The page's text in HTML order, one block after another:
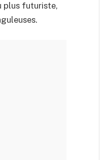
plus futuriste,